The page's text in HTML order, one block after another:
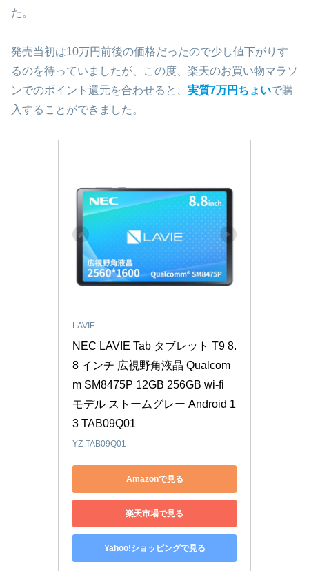
た。
発売当初は10万円前後の価格だったので少し値下がりす
るのを待っていましたが、この度、楽天のお買い物マラソ
ンでのポイント還元を合わせると、 実質7万円ちょいで購
入することができました。
LAVIE
NEC LAVIE Tab タブレット T9 8.
8 インチ 広視野角液晶 Qualcom
m SM8475P 12GB 256GB wi-fi
モデル ストームグレー Android 1
3 TAB09Q01
YZ-TAB09Q01
Amazonで見る
楽天市場で見る
Yahoo!ショッピングで見る